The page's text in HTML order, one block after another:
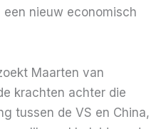
nieuw economisch
Maarten van
krachten achter die
tussen de VS en China,